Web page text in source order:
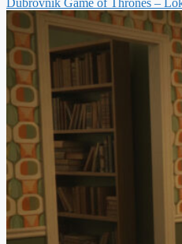
Dubrovnik Game of Thrones –